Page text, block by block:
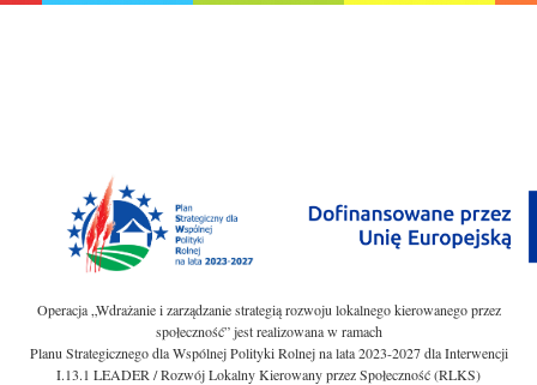
Operacja „Wdrażanie i zarządzanie strategią rozwoju lokalnego kierowanego przez
społeczność” jest realizowana w ramach
Planu Strategicznego dla Wspólnej Polityki Rolnej na lata 2023-2027 dla Interwencji
I.13.1 LEADER / Rozwój Lokalny Kierowany przez Społeczność (RLKS)